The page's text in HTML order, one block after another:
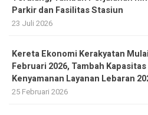
Parkir dan Fasilitas Stasiun
23 Juli 2026
Kereta Ekonomi Kerakyatan
Februari 2026, Tambah Kapasitas
Kenyamanan Layanan Lebaran
25 Februari 2026